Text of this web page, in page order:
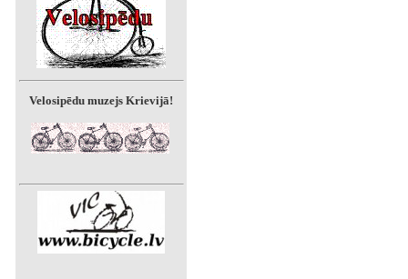
Velosipēdu muzejs Krievijā!